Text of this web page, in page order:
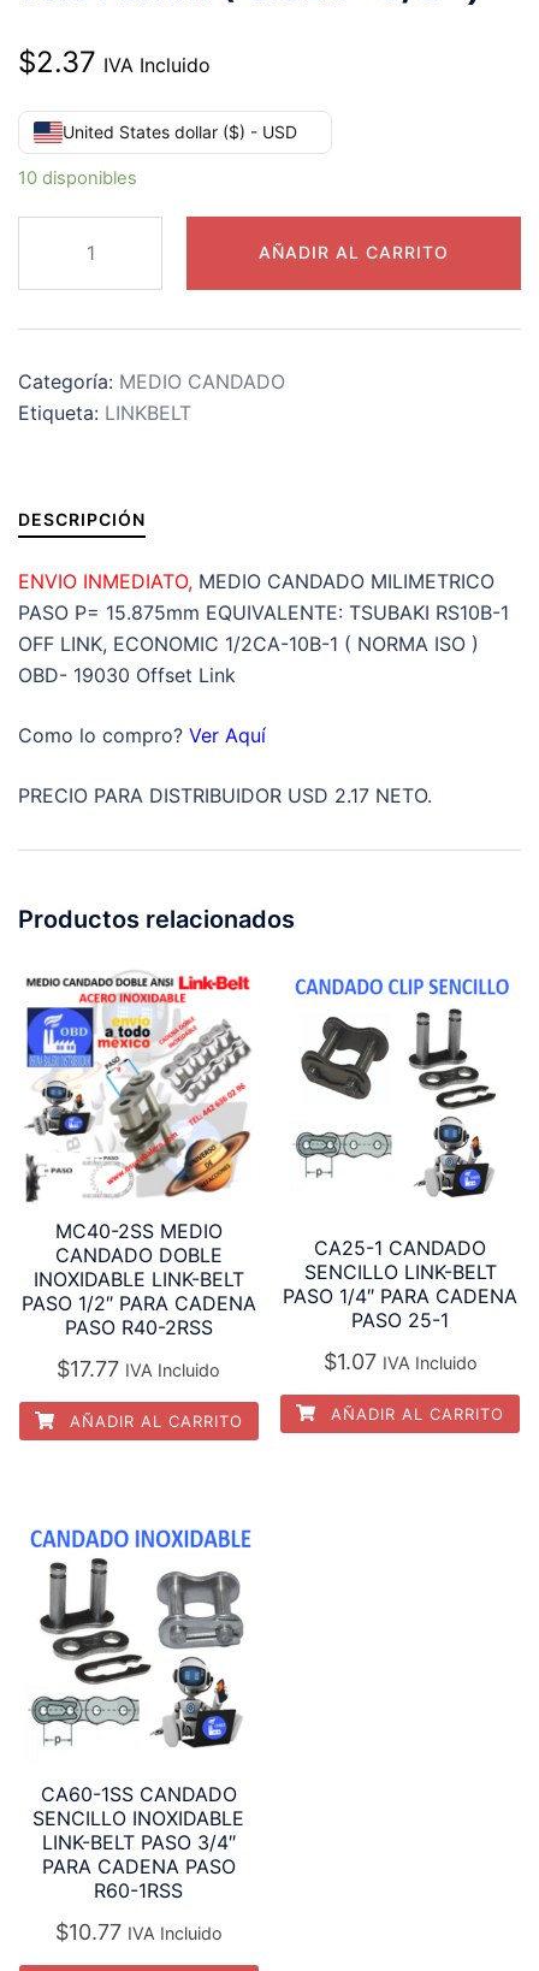
$2.37 IVA Incluido
United States dollar ($) - USD
10 disponibles
MEDIO
CANDADO
BELT
PARA
DE
RODILLOS
PASO
15.875mm
(
0.625”
)
AÑADIR AL CARRITO
Categoría: MEDIO CANDADO
Etiqueta: LINKBELT
DESCRIPCIÓN
ENVIO INMEDIATO, MEDIO CANDADO MILIMETRICO
PASO P= 15.875mm EQUIVALENTE: TSUBAKI RS10B-1
OFF LINK, ECONOMIC 1/2CA-10B-1 ( NORMA ISO )
OBD- 19030 Offset Link
Como lo compro? Ver Aquí
PRECIO PARA DISTRIBUIDOR USD 2.17 NETO.
Productos relacionados
MC40-2SS MEDIO
CANDADO DOBLE
INOXIDABLE LINK-BELT
PASO 1/2″ PARA CADENA
PASO R40-2RSS
$17.77 IVA Incluido
AÑADIR AL CARRITO
CA25-1 CANDADO
SENCILLO LINK-BELT
PASO 1/4″ PARA CADENA
PASO 25-1
$1.07 IVA Incluido
AÑADIR AL CARRITO
CA60-1SS CANDADO
SENCILLO INOXIDABLE
LINK-BELT PASO 3/4″
PARA CADENA PASO
R60-1RSS
$10.77 IVA Incluido